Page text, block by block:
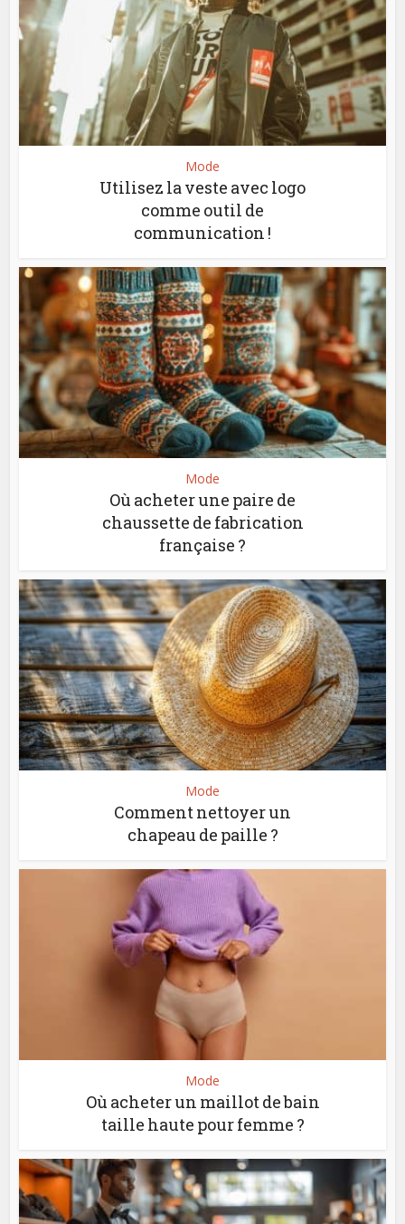
Mode
Utilisez la veste avec logo
comme outil de
communication !
Mode
Où acheter une paire de
chaussette de fabrication
française ?
Mode
Comment nettoyer un
chapeau de paille ?
Mode
Où acheter un maillot de bain
taille haute pour femme ?